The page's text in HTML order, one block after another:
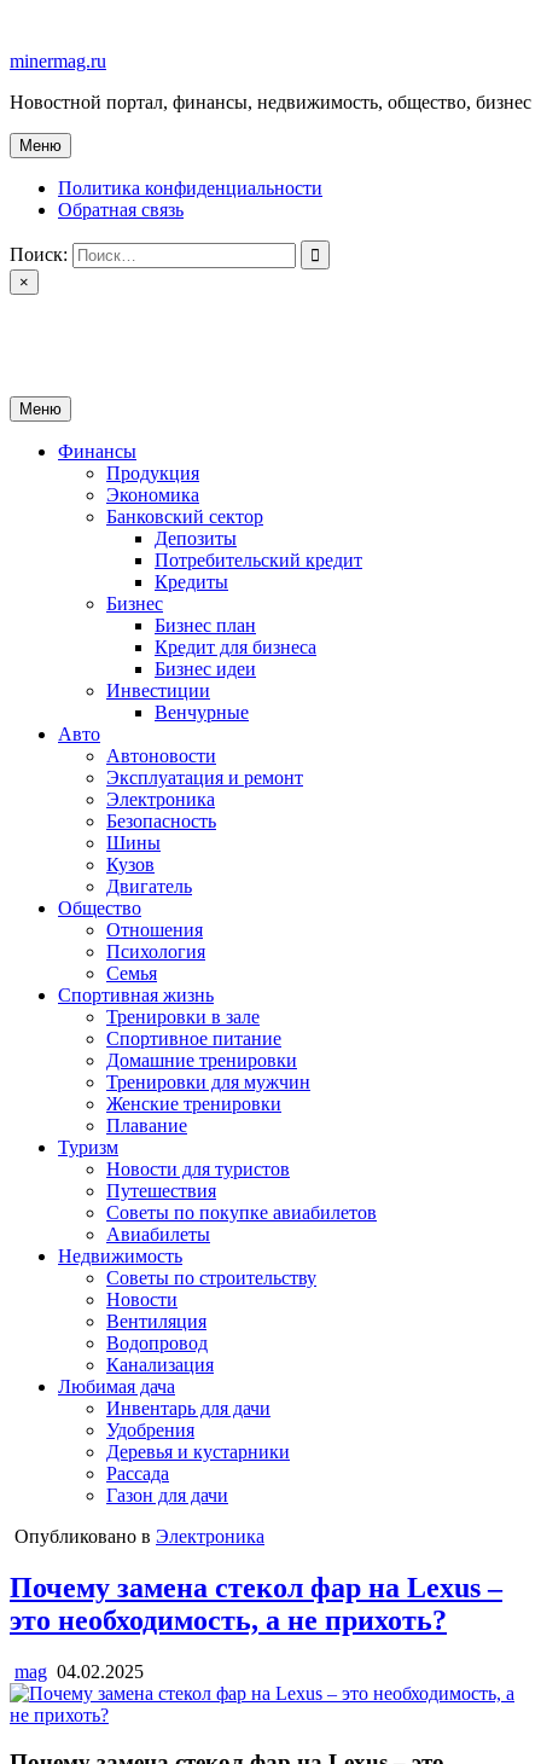
содержимому
minermag.ru
Новостной портал, финансы, недвижимость, общество, бизнес
Меню
Политика конфиденциальности
Обратная связь
Поиск:
×
Меню
Финансы
Продукция
Экономика
Банковский сектор
Депозиты
Потребительский кредит
Кредиты
Бизнес
Бизнес план
Кредит для бизнеса
Бизнес идеи
Инвестиции
Венчурные
Авто
Автоновости
Эксплуатация и ремонт
Электроника
Безопасность
Шины
Кузов
Двигатель
Общество
Отношения
Психология
Семья
Спортивная жизнь
Тренировки в зале
Спортивное питание
Домашние тренировки
Тренировки для мужчин
Женские тренировки
Плавание
Туризм
Новости для туристов
Путешествия
Советы по покупке авиабилетов
Авиабилеты
Недвижимость
Советы по строительству
Новости
Вентиляция
Водопровод
Канализация
Любимая дача
Инвентарь для дачи
Удобрения
Деревья и кустарники
Рассада
Газон для дачи
Опубликовано в Электроника
Почему замена стекол фар на Lexus –
это необходимость, а не прихоть?
mag 04.02.2025